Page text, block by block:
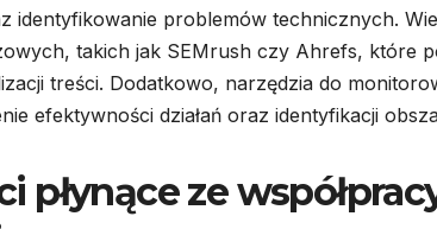
identyfikowanie problemów technicznych.
takich jak SEMrush czy Ahrefs, które
treści. Dodatkowo, narzędzia do
efektywności działań oraz identyfikacji
płynące ze